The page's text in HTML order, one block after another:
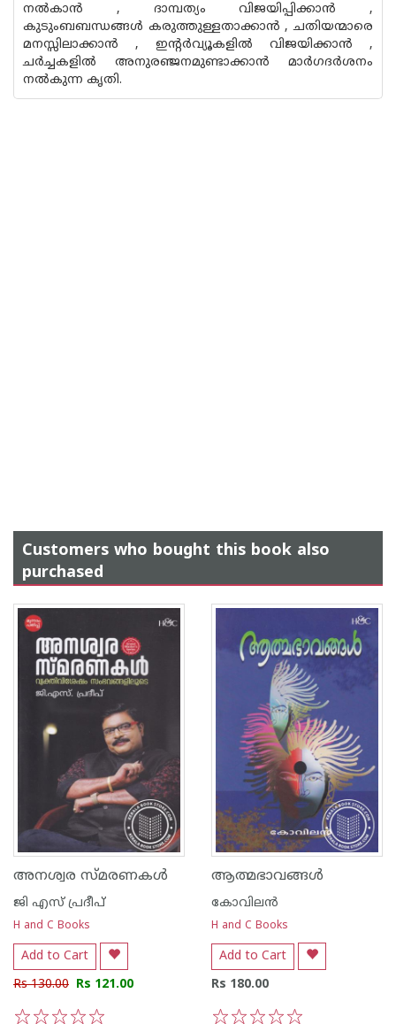
നല്‍കാന്‍ , ദാമ്പത്യം വിജയിപ്പിക്കാന്‍ ,
കുടുംബബന്ധങ്ങള്‍ കരുത്തുള്ളതാക്കാന്‍ , ചതിയന്മാരെ
മനസ്സിലാക്കാന്‍ , ഇന്റര്‍വ്യൂകളില്‍ വിജയിക്കാന്‍ ,
ചര്‍ച്ചകളില്‍ അനുരഞ്ജനമുണ്ടാക്കാന്‍ മാര്‍ഗദര്‍ശനം
നല്‍കുന്ന കൃതി.
Customers who bought this book also
purchased
അനശ്വര സ്മരണകള്‍
ജി എസ്‌ പ്രദീപ്‌
H and C Books
Add to Cart
Rs 130.00 Rs 121.00
ആത്മഭാവങ്ങള്‍
കോവിലന്‍
H and C Books
Add to Cart
Rs 180.00